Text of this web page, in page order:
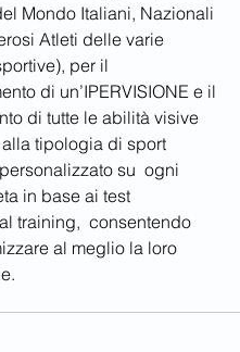
Mondo Italiani, Nazionali
Atleti delle varie
per il
di un’IPERVISIONE e il
di tutte le abilità visive
tipologia di sport
su  ogni
in base ai test
training,  consentendo
al meglio la loro